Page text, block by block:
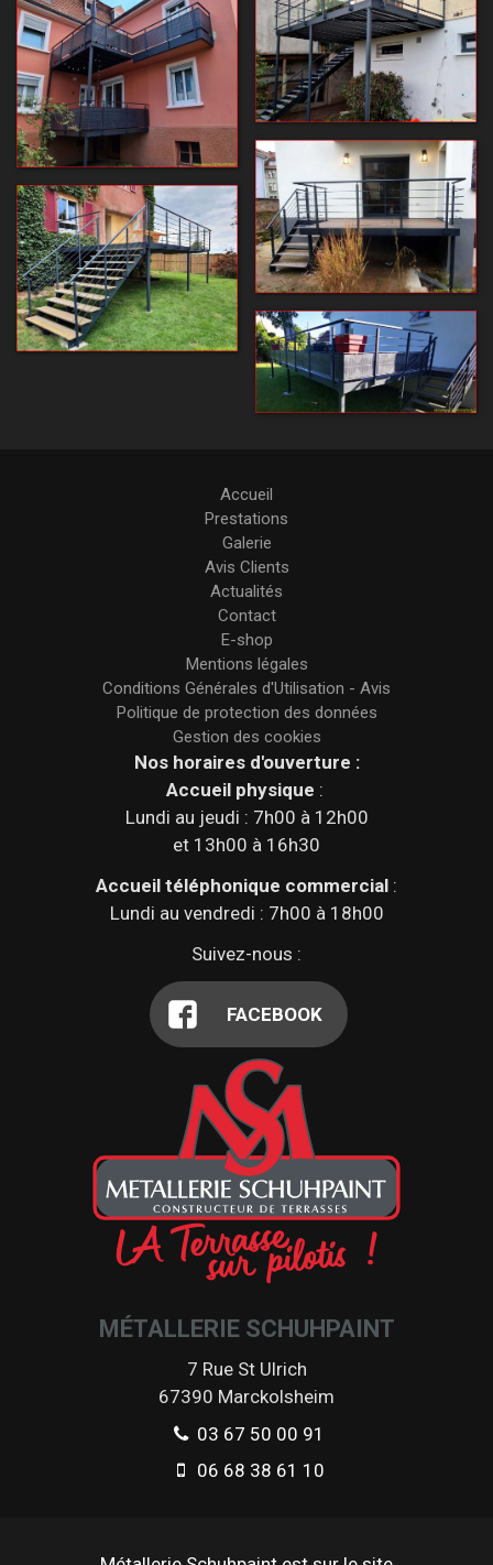
Accueil
Prestations
Galerie
Avis Clients
Actualités
Contact
E-shop
Mentions légales
Conditions Générales d'Utilisation - Avis
Politique de protection des données
Gestion des cookies
Nos horaires d'ouverture :
Accueil physique :
Lundi au jeudi : 7h00 à 12h00
et 13h00 à 16h30
Accueil téléphonique commercial :
Lundi au vendredi : 7h00 à 18h00
Suivez-nous :
FACEBOOK
MÉTALLERIE SCHUHPAINT
7 Rue St Ulrich
67390 Marckolsheim
03 67 50 00 91
06 68 38 61 10